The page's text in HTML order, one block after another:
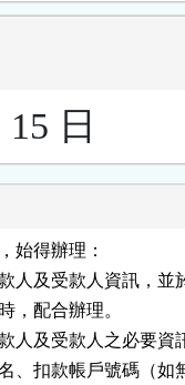
日
始得辦理：
人及受款人資訊，並
，配合辦理。
人及受款人之必要資
、扣款帳戶號碼（如